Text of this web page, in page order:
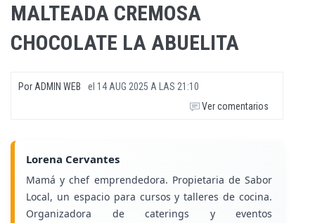
MALTEADA CREMOSA
CHOCOLATE LA ABUELITA
PorADMIN WEB el 14 AUG 2025 A LAS 21:10
Ver comentarios
Lorena Cervantes
Mamá y chef emprendedora. Propietaria de Sabor
Local, un espacio para cursos y talleres de cocina.
Organizadora de caterings y eventos